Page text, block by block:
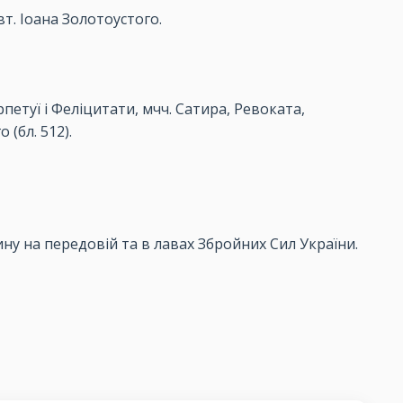
Іоана Золотоустого.
і Феліцитати, мчч. Сатира, Ревоката,
(бл. 512).
на передовій та в лавах Збройних Сил України.